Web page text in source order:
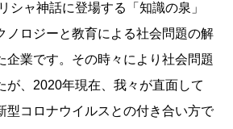
シャ神話に登場する「知識の泉」
ノロジーと教育による社会問題の解
企業です。その時々により社会問題
が、2020年現在、我々が直面して
型コロナウイルスとの付き合い方で